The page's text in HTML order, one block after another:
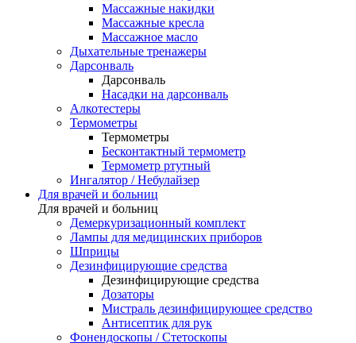
Массажные накидки
Массажные кресла
Массажное масло
Дыхательные тренажеры
Дарсонваль
Дарсонваль
Насадки на дарсонваль
Алкотестеры
Термометры
Термометры
Бесконтактный термометр
Термометр ртутный
Ингалятор / Небулайзер
Для врачей и больниц
Для врачей и больниц
Демеркуризационный комплект
Лампы для медицинских приборов
Шприцы
Дезинфицирующие средства
Дезинфицирующие средства
Дозаторы
Мистраль дезинфицирующее средство
Антисептик для рук
Фонендоскопы / Стетоскопы